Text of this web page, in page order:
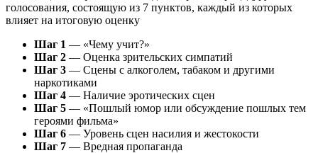
голосования, состоящую из 7 пунктов, каждый из которых
влияет на итоговую оценку
Шаг 1 — «Чему учит?»
Шаг 2 — Оценка зрительских симпатий
Шаг 3 — Сцены с алкоголем, табаком и другими
наркотиками
Шаг 4 — Наличие эротических сцен
Шаг 5 — «Пошлый юмор или обсуждение пошлых тем
героями фильма»
Шаг 6 — Уровень сцен насилия и жестокости
Шаг 7 — Вредная пропаганда